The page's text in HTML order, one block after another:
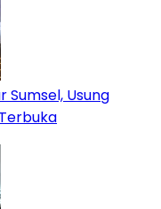
Sumsel, Usung